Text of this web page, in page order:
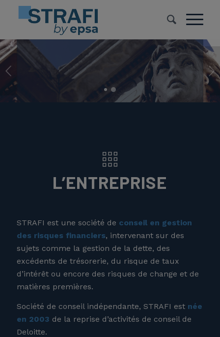
CONSEIL EN
GESTION DES RISQUES
FINANCIERS
Dette, trésorerie, taux d’intérêt,
change, matières premières, actif/passif
Suivant
1
L’ENTREPRISE
STRAFI est une société de conseil en gestion
des risques financiers, intervenant sur des
sujets comme la gestion de la dette, des
excédents de trésorerie, du risque de taux
d’intérêt ou encore des risques de change et de
matières premières.
Société de conseil indépendante, STRAFI estnée
en 2003 de la reprise d’activités de conseil de
Deloitte.